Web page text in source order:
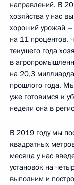
направлений. В
хозяйства у нас
хороший урожай
на 11 процентов,
текущего года
в
на 20,3
прошлого года.
уже готовимся к
недели она в
В 2019 году мы
квадратных
месяца у нас
установок на
выполним и